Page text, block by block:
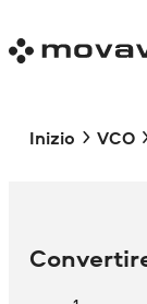
Inizio VCO